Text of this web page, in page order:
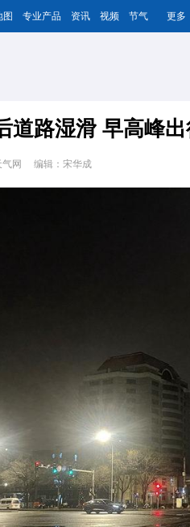
图 专业产品 资讯 视频 节气 更多
道路湿滑 早高峰
网 编辑：宋华成